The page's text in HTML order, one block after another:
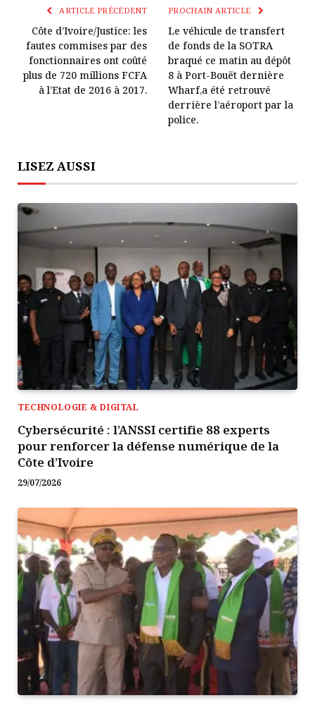
Lien
ARTICLE PRÉCÉDENT
Côte d’Ivoire/Justice: les
fautes commises par des
fonctionnaires ont coûté
plus de 720 millions FCFA
à l’Etat de 2016 à 2017.
PROCHAIN ARTICLE
Le véhicule de transfert
de fonds de la SOTRA
braqué ce matin au dépôt
8 à Port-Bouët dernière
Wharf,a été retrouvé
derrière l’aéroport par la
police.
LISEZ AUSSI
TECHNOLOGIE & DIGITAL
Cybersécurité : l’ANSSI certifie 88 experts
pour renforcer la défense numérique de la
Côte d’Ivoire
29/07/2026